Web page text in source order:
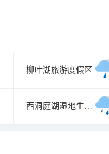
柳叶湖旅游度假区
西洞庭湖湿地生态旅游风景区